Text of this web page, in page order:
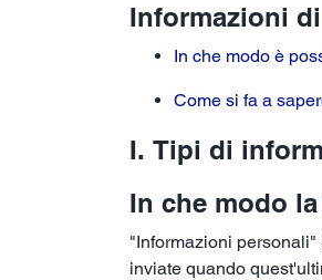
Informazioni
In che modo è
Come si fa a
I. Tipi di
In che modo
"Informazioni
inviate quando